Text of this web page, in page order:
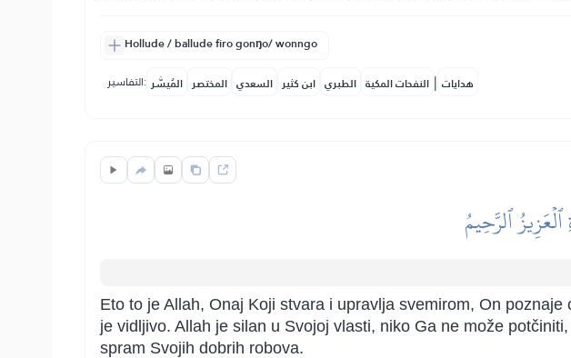
Hollude / ballude firo gonŋo/ wonngo
التفاسير: المُيسَّر المختصر السعدي ابن كثير الطبري النفحات المكية | هدايات
ٱلرَّحِيمُ
Eto to je Allah, Onaj Koji stvara i upravlja svemirom, On
je vidljivo. Allah je silan u Svojoj vlasti, niko Ga ne može
spram Svojih dobrih robova.